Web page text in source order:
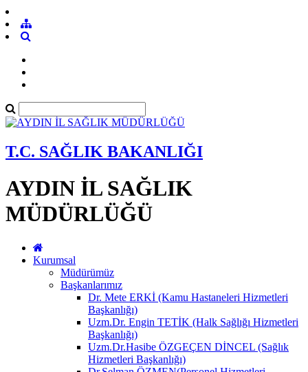
T.C. SAĞLIK BAKANLIĞI
AYDIN İL SAĞLIK
MÜDÜRLÜĞÜ
Kurumsal
Müdürümüz
Başkanlarımız
Dr. Mete ERKİ (Kamu Hastaneleri Hizmetleri
Başkanlığı)
Uzm.Dr. Engin TETİK (Halk Sağlığı Hizmetleri
Başkanlığı)
Uzm.Dr.Hasibe ÖZGEÇEN DİNCEL (Sağlık
Hizmetleri Başkanlığı)